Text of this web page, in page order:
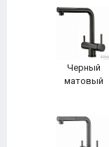
Черный
матовый